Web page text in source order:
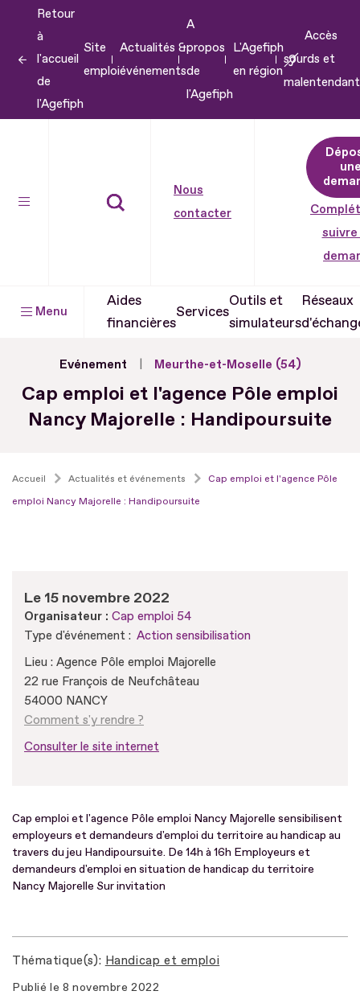
contenu
Retour
à
l'accueil
de
l'Agefiph
Site
emploi
Actualités &
événements
A
propos
de
l'Agefiph
L'Agefiph
en région
Accès
sourds et
Nous
contacter
suivre
Menu
Aides
financières
Services
Outils et
simulateurs
Réseaux
Evénement Meurthe-et-Moselle (54)
Cap emploi et l'agence Pôle emploi
Nancy Majorelle : Handipoursuite
Accueil Actualités et événements
Cap emploi et l'agence Pôle
emploi Nancy Majorelle : Handipoursuite
Le 15 novembre 2022
Organisateur : Cap emploi 54
Type d'événement : Action sensibilisation
Lieu : Agence Pôle emploi Majorelle
22 rue François de Neufchâteau
54000 NANCY
Comment s'y rendre ?
Consulter le site internet
Cap emploi et l'agence Pôle emploi Nancy Majorelle sensibilisent
employeurs et demandeurs d'emploi du territoire au handicap au
travers du jeu Handipoursuite. De 14h à 16h Employeurs et
demandeurs d'emploi en situation de handicap du territoire
Nancy Majorelle Sur invitation
Thématique(s) Handicap et emploi
Publié le 8 novembre 2022